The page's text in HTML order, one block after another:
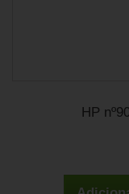
HP